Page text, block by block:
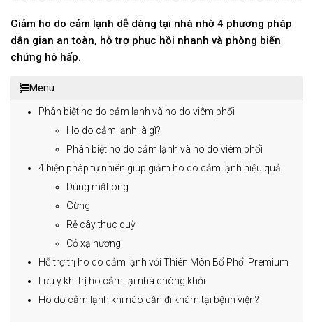
Giảm ho do cảm lạnh dễ dàng tại nhà nhờ 4 phương pháp
dân gian an toàn, hỗ trợ phục hồi nhanh và phòng biến
chứng hô hấp.
Menu
Phân biệt ho do cảm lạnh và ho do viêm phổi
Ho do cảm lạnh là gì?
Phân biệt ho do cảm lạnh và ho do viêm phổi
4 biện pháp tự nhiên giúp giảm ho do cảm lạnh hiệu quả
Dùng mật ong
Gừng
Rễ cây thục quỳ
Cỏ xạ hương
Hỗ trợ trị ho do cảm lạnh với Thiên Môn Bổ Phổi Premium
Lưu ý khi trị ho cảm tại nhà chóng khỏi
Ho do cảm lạnh khi nào cần đi khám tại bệnh viện?